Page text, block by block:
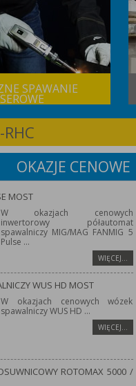
SPAWANIE
OKAZJE CENOWE
MOST
W okazjach cenowych
inwertorowy półautomat
spawalniczy MIG/MAG FANMIG 5
Pulse ...
WIĘCEJ…
WUS HD MOST
W okazjach cenowych wózek
spawalniczy WUS HD ...
WIĘCEJ…
ROTOMAX 5000 /